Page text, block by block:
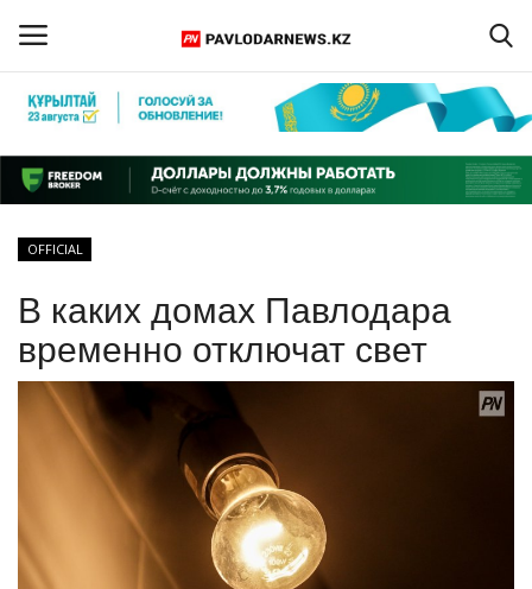
Регистрация
Главная
ПАВЛОДАРСКАЯ ОБЛАСТЬ
КАЗАХСТАН
СПЕЦПРОЕКТЫ
СПОРТ
OFFICIAL
В каких домах Павлодара
временно отключат свет